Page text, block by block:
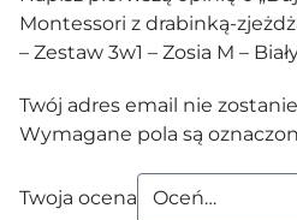
Montessori z drabinką-
– Zestaw 3w1 – Zosia M –
Twój adres email nie
Wymagane pola są
Twoja ocena